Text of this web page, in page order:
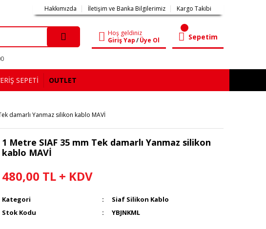
Hakkımızda İletişim ve Banka Bilgilerimiz Kargo Takibi
Hoş geldiniz
Giriş Yap/Üye Ol Sepetim
SEPETİ OUTLET
damarlı Yanmaz silikon kablo MAVİ
1 Metre SIAF 35 mm Tek damarlı Yanmaz silikon
kablo MAVİ
480,00 TL + KDV
Kategori
Siaf Silikon Kablo
Stok Kodu
YBJNKML